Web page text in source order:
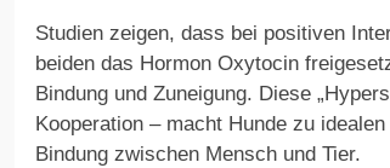
Studien zeigen, dass bei positiven
beiden das Hormon Oxytocin
Bindung und Zuneigung. Diese
Kooperation – macht Hunde zu
Bindung zwischen Mensch und Tier.